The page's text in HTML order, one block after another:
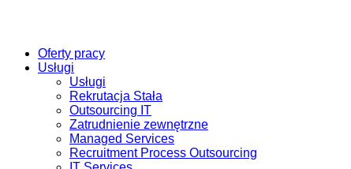
Oferty pracy
Usługi
Usługi
Rekrutacja Stała
Outsourcing IT
Zatrudnienie zewnętrzne
Managed Services
Recruitment Process Outsourcing